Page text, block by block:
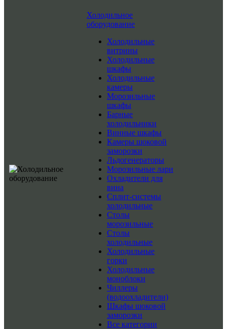
Холодильное
оборудование
Холодильные
витрины
Холодильные
шкафы
Холодильные
камеры
Морозильные
шкафы
Барные
холодильники
Винные шкафы
Камеры шоковой
заморозки
Льдогенераторы
Морозильные лари
Охладители для
вина
Сплит-системы
холодильные
Столы
морозильные
Столы
холодильные
Холодильные
горки
Холодильные
моноблоки
Чиллеры
(водоохладители)
Шкафы шоковой
заморозки
Все категории